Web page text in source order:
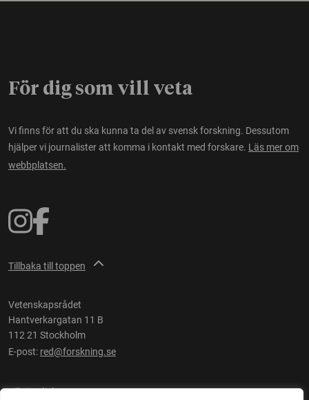
För dig som vill veta
Vi finns för att du ska kunna ta del av svensk forskning. Dessutom
hjälper vi journalister att komma i kontakt med forskare. Läs mer om
webbplatsen.
Tillbaka till toppen
Vetenskapsrådet
Hantverkargatan 11 B
112 21 Stockholm
E-post: red@forskning.se
Tillgänglighet